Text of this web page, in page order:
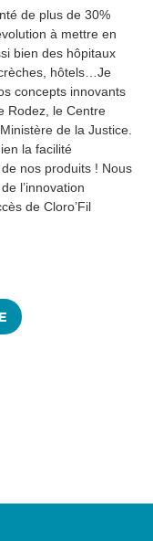
de plus de 30%
à mettre en
bien des hôpitaux
hôtels…Je
concepts innovants
Rodez, le Centre
de la Justice.
la facilité
nos produits ! Nous
l’innovation
de Cloro’Fil